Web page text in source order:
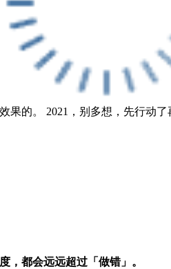
果的。 2021，别多想，先行动
，都会远远超过「做错」。